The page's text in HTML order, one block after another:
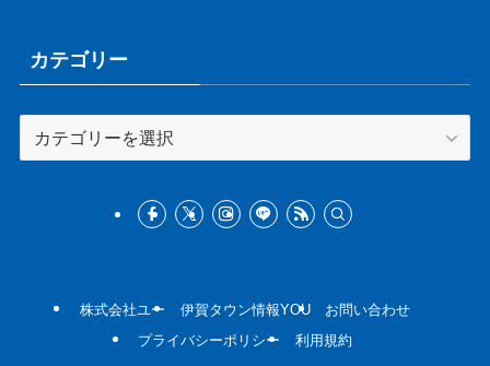
カテゴリー
テ
株式会社ユー 伊賀タウン情報YOU
お問い合わせ
プライバシーポリシー
利用規約